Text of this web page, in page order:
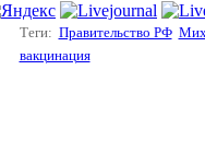
Теги: Правительство РФ
вакцинация